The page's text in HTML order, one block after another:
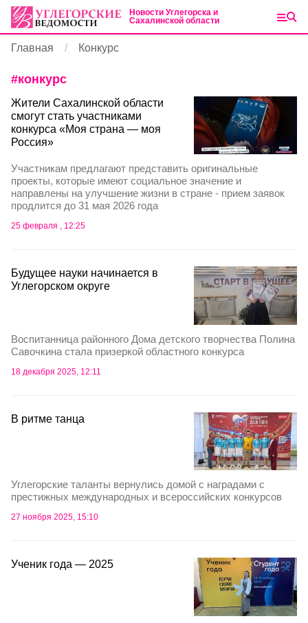
Новости Углегорска и
Сахалинской области
Главная Конкурс
#конкурс
Жители Сахалинской области
смогут стать участниками
конкурса «Моя страна — моя
Россия»
Участникам предлагают представить оригинальные
проекты, которые имеют социальное значение и
направлены на улучшение жизни в стране - прием заявок
продлится до 31 мая 2026 года
25 февраля , 12:25
Будущее науки начинается в
Углегорском округе
Воспитанница районного Дома детского творчества Полина
Савочкина стала призеркой областного конкурса
18 декабря 2025, 12:11
В ритме танца
Углегорские таланты вернулись домой с наградами с
престижных международных и всероссийских конкурсов
27 ноября 2025, 15:10
Ученик года — 2025